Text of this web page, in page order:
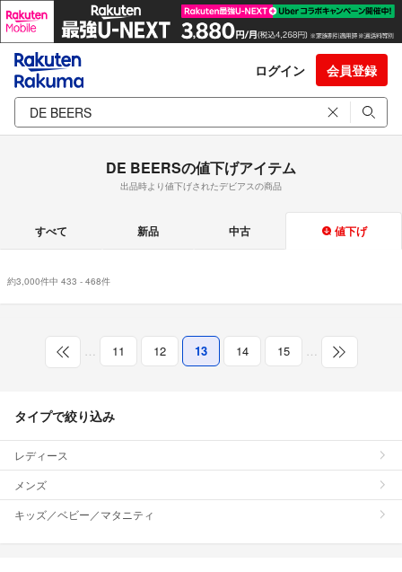
ログイン 会員登録
DE BEERSの値下げアイテム
出品時より値下げされたデビアスの商品
すべて 新品 中古 値下げ
約3,000件中 433 - 468件
11 12 13 14 15
タイプで絞り込み
レディース
メンズ
キッズ／ベビー／マタニティ